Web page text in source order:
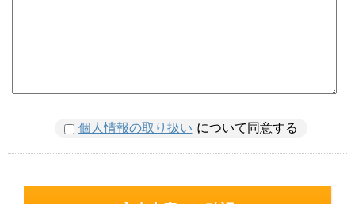
個人情報の取り扱い について同意する